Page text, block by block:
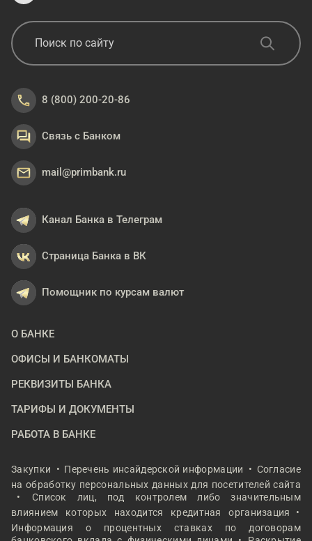
8 (800) 200-20-86
Связь с Банком
mail@primbank.ru
Канал Банка в Телеграм
Страница Банка в ВК
Помощник по курсам валют
О БАНКЕ
ОФИСЫ И БАНКОМАТЫ
РЕКВИЗИТЫ БАНКА
ТАРИФЫ И ДОКУМЕНТЫ
РАБОТА В БАНКЕ
Закупки Перечень инсайдерской информации
Согласие
на обработку персональных данных для посетителей сайта
Список лиц, под контролем либо значительным
влиянием которых находится кредитная организация
Информация о процентных ставках по договорам